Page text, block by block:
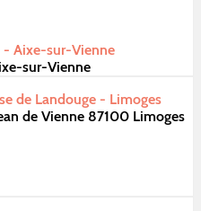
- Aixe-sur-Vienne
sur-Vienne
de Landouge - Limoges
de Vienne 87100 Limoges